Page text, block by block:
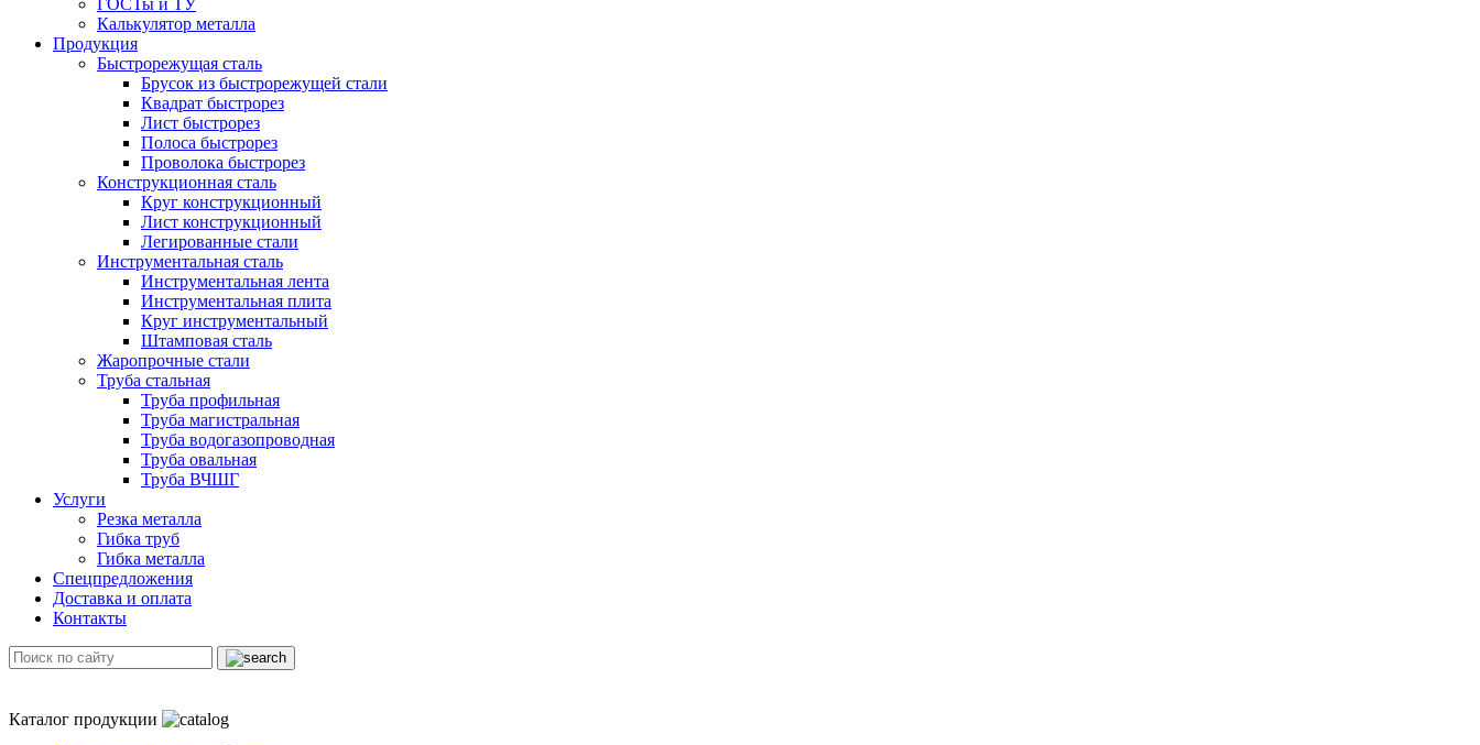
Калькулятор металла
Продукция
Быстрорежущая сталь
Брусок из быстрорежущей стали
Квадрат быстрорез
Лист быстрорез
Полоса быстрорез
Проволока быстрорез
Конструкционная сталь
Круг конструкционный
Лист конструкционный
Легированные стали
Инструментальная сталь
Инструментальная лента
Инструментальная плита
Круг инструментальный
Штамповая сталь
Жаропрочные стали
Труба стальная
Труба профильная
Труба магистральная
Труба водогазопроводная
Труба овальная
Труба ВЧШГ
Услуги
Резка металла
Гибка труб
Гибка металла
Спецпредложения
Доставка и оплата
Контакты
Каталог продукции